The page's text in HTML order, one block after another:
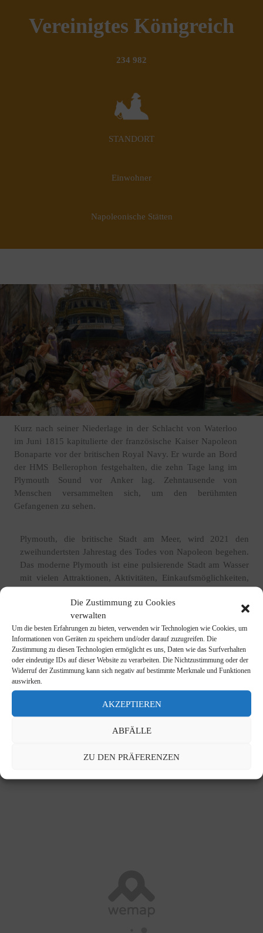
Die Zustimmung zu Cookies
verwalten
Um die besten Erfahrungen zu bieten, verwenden wir Technologien wie Cookies, um
Informationen von Geräten zu speichern und/oder darauf zuzugreifen. Die
Zustimmung zu diesen Technologien ermöglicht es uns, Daten wie das Surfverhalten
oder eindeutige IDs auf dieser Website zu verarbeiten. Die Nichtzustimmung oder der
Widerruf der Zustimmung kann sich negativ auf bestimmte Merkmale und Funktionen
auswirken.
AKZEPTIEREN
ABFÄLLE
ZU DEN PRÄFERENZEN
Vereinigtes Königreich
234 982
STANDORT
Einwohner
Napoleonische Stätten
Kurz nach seiner Niederlage in der Schlacht von Waterloo
im Juni 1815 kapitulierte der französische Kaiser Napoleon
Bonaparte vor der britischen Royal Navy. Er wurde an Bord
der HMS Bellerophon festgehalten, die zehn Tage lang im
Plymouth Sound vor Anker lag. Zehntausende von
Menschen versammelten sich, um den berühmten
Gefangenen zu sehen.
Plymouth, die britische Stadt am Meer, wird 2021 den
zweihundertsten Jahrestag des Todes von Napoleon begehen.
Das moderne Plymouth ist eine pulsierende Stadt am Wasser
mit vielen Attraktionen, Aktivitäten, Einkaufsmöglichkeiten,
Geschichte der Marine geprägt sind.
Website der Stadt Plymouth:Zweihundertjahrfeier von Napoleon
DIE STADT BESUCHEN